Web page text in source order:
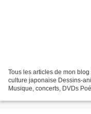
Tous les articles de mon
culture japonaise Dessins-
Musique, concerts, DVDs